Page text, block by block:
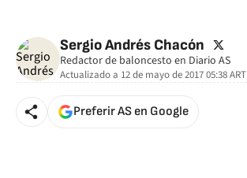
Sergio Andrés Chacón twitter
Redactor de baloncesto en Diario AS
Actualizado a 12 de mayo de 2017 05:38ART
Preferir AS en Google